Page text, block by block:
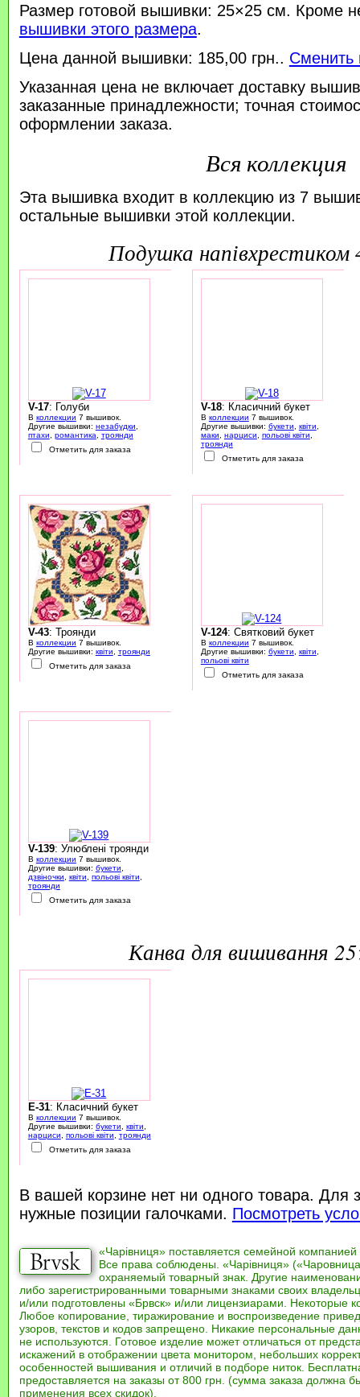
Размер готовой вышивки: 25×25 см. Кроме
вышивки этого размера.
Цена данной вышивки: 185,00 грн.. Сменить
Указанная цена не включает доставку
заказанные принадлежности; точная
оформлении заказа.
Вся коллекция
Эта вышивка входит в коллекцию из 7
остальные вышивки этой коллекции.
подушка
V-17: Голуби
В коллекции 7 вышивок.
Другие вышивки: незабудки,
птахи, романтика, троянди
Отметить для заказа
V-18: Класичний букет
В коллекции 7 вышивок.
Другие вышивки: букети, квіти,
маки, нарциси, польові квіти,
троянди
Отметить для заказа
V-43: Троянди
В коллекции 7 вышивок.
Другие вышивки: квіти, троянди
Отметить для заказа
V-124: Святковий букет
В коллекции 7 вышивок.
Другие вышивки: букети, квіти,
польові квіти
Отметить для заказа
V-139: Улюблені троянди
В коллекции 7 вышивок.
Другие вышивки: букети,
дзвіночки, квіти, польові квіти,
троянди
Отметить для заказа
канва для вишивання
E-31: Класичний букет
В коллекции 7 вышивок.
Другие вышивки: букети квіти
нарциси
польові квіти
троянди
Отметить для заказа
В вашей корзине нет ни одного товара. Для
нужные позиции галочками. Посмотреть
«Чарівниця» поставляется семейной компанией
Все права соблюдены. «Чарівниця»
охраняемый товарный знак. Другие
либо зарегистрированными товарными знаками своих
и/или подготовлены «Брвск» и/или лицензиарами. Некоторые
Любое копирование, тиражирование и воспроизведение
узоров, текстов и кодов запрещено. Никакие персональные
не используются. Готовое изделие может отличаться от
искажений в отображении цвета монитором, небольших
особенностей вышивания и отличий в подборе ниток.
предоставляется на заказы от 800 грн. (сумма заказа должна
применения всех скидок).